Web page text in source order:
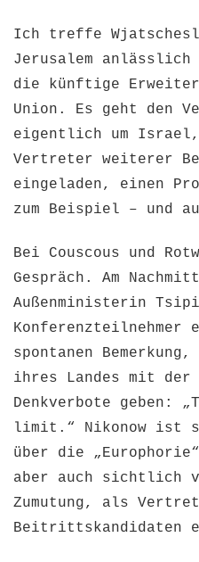
Ich treffe
Jerusalem anlässlich
die künftige
Union. Es geht den
eigentlich um
Vertreter weiterer
eingeladen, einen
zum Beispiel – und
Bei Couscous und
Gespräch. Am
Außenministerin
spontanen
ihres Landes mit der
Denkverbote geben:
limit.“ Nikonow ist
über die
aber auch sichtlich
Zumutung, als
Beitrittskandidaten